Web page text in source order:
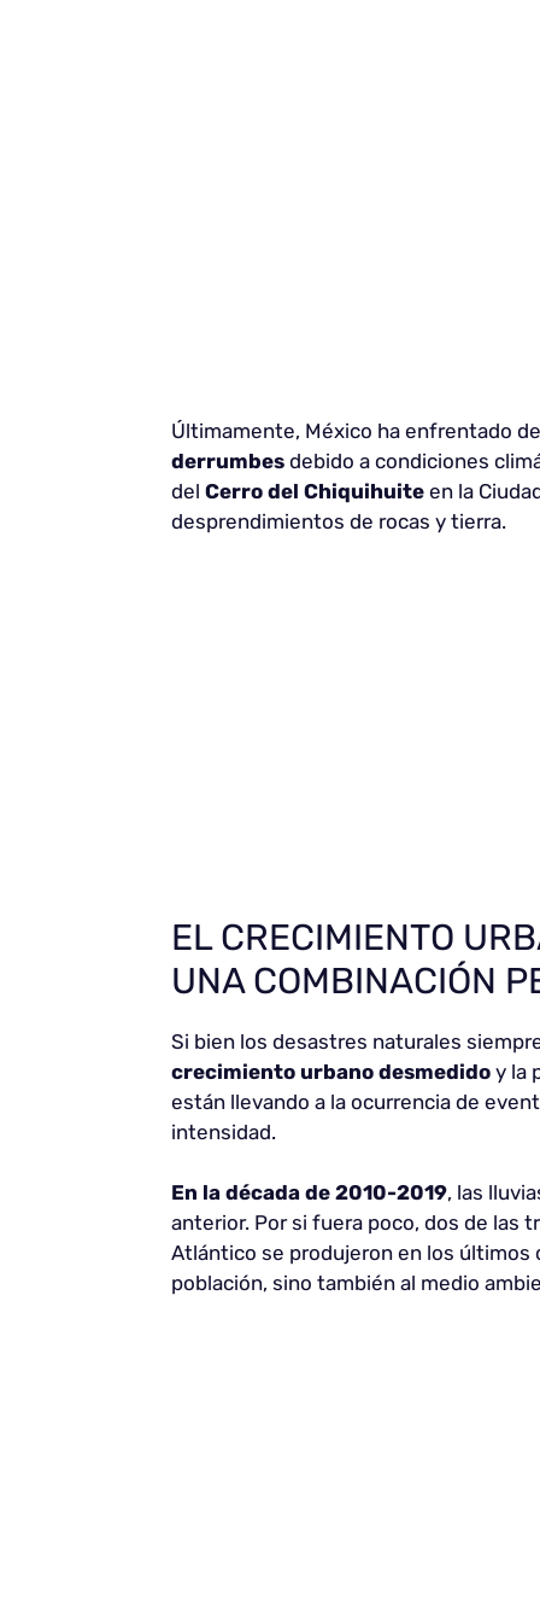
Últimamente, México ha enfrentado
derrumbes debido a condiciones
del Cerro del Chiquihuite en la
desprendimientos de rocas y tierra.
EL CRECIMIENTO
UNA COMBINACIÓN
Si bien los desastres naturales
crecimiento urbano desmedido y la
están llevando a la ocurrencia de
intensidad.
En la década de 2010-2019, las
anterior. Por si fuera poco, dos de las
Atlántico se produjeron en los
población, sino también al medio